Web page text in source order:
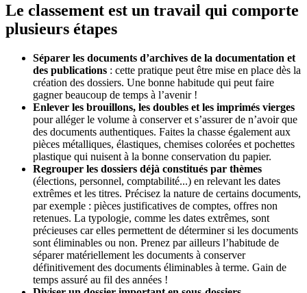
Le classement est un travail qui comporte
plusieurs étapes
Séparer les documents d’archives de la documentation et
des publications : cette pratique peut être mise en place dès la
création des dossiers. Une bonne habitude qui peut faire
gagner beaucoup de temps à l’avenir !
Enlever les brouillons, les doubles et les imprimés vierges
pour alléger le volume à conserver et s’assurer de n’avoir que
des documents authentiques. Faites la chasse également aux
pièces métalliques, élastiques, chemises colorées et pochettes
plastique qui nuisent à la bonne conservation du papier.
Regrouper les dossiers déjà constitués par thèmes
(élections, personnel, comptabilité...) en relevant les dates
extrêmes et les titres. Précisez la nature de certains documents,
par exemple : pièces justificatives de comptes, offres non
retenues. La typologie, comme les dates extrêmes, sont
précieuses car elles permettent de déterminer si les documents
sont éliminables ou non. Prenez par ailleurs l’habitude de
séparer matériellement les documents à conserver
définitivement des documents éliminables à terme. Gain de
temps assuré au fil des années !